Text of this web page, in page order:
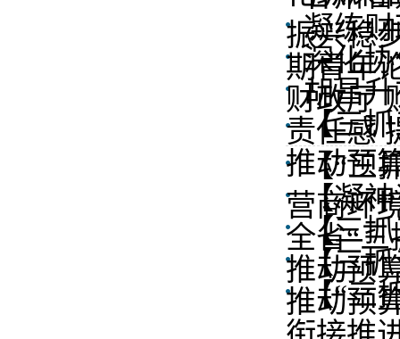
振兴稳
凝练
期青年
深化
财政厅
胡昌
责任感
【三
推动预
【“三
营商环
【凝
全省“
【三
推动预
【三
推动预
【“三